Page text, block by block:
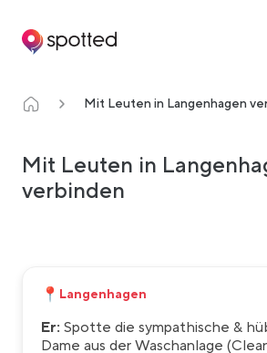
Main navigation
Mit Leuten in Langenhagen
Mit Leuten in
verbinden
📍 Langenhagen
Er: Spotte die sympathische &
Dame aus der Waschanlage